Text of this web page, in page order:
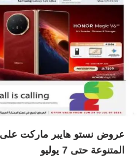
عروض نستو هايبر ماركت على
المتنوعة حتى 7 يوليو